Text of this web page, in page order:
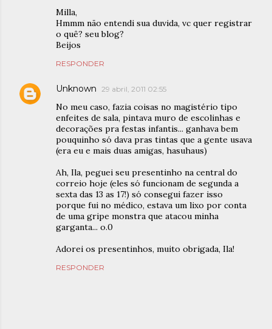
Milla,
Hmmm não entendi sua duvida, vc quer registrar
o quê? seu blog?
Beijos
RESPONDER
Unknown 29 abril, 2011 02:55
No meu caso, fazia coisas no magistério tipo
enfeites de sala, pintava muro de escolinhas e
decorações pra festas infantis... ganhava bem
pouquinho só dava pras tintas que a gente usava
(era eu e mais duas amigas, hasuhaus)
Ah, Ila, peguei seu presentinho na central do
correio hoje (eles só funcionam de segunda a
sexta das 13 as 17!) só consegui fazer isso
porque fui no médico, estava um lixo por conta
de uma gripe monstra que atacou minha
garganta... o.0
Adorei os presentinhos, muito obrigada, Ila!
RESPONDER